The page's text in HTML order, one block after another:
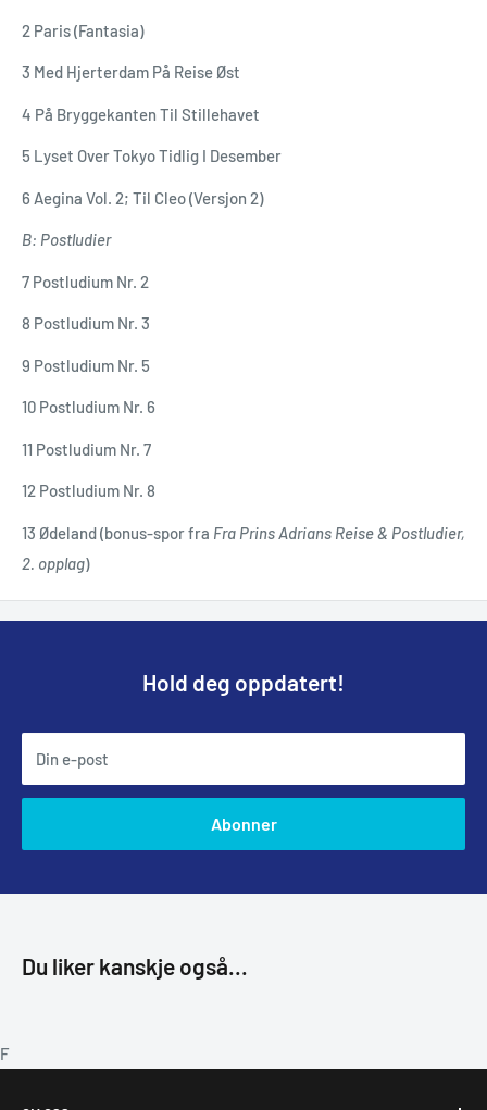
2 Paris (Fantasia)
3 Med Hjerterdam På Reise Øst
4 På Bryggekanten Til Stillehavet
5 Lyset Over Tokyo Tidlig I Desember
6 Aegina Vol. 2; Til Cleo (Versjon 2)
B: Postludier
7 Postludium Nr. 2
8 Postludium Nr. 3
9 Postludium Nr. 5
10 Postludium Nr. 6
11 Postludium Nr. 7
12 Postludium Nr. 8
13 Ødeland (bonus-spor fra Fra Prins Adrians Reise & Postludier,
2. opplag)
Hold deg oppdatert!
Din e-post
Abonner
Du liker kanskje også...
F